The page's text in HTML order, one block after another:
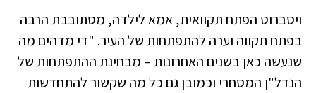
ויסברוט הפתח תקוואית, אמא לילדה, מסתובבת הרבה
בפתח תקווה וערה להתפתחות של העיר. "די מדהים מה
שנעשה כאן בשנים האחרונות – מבחינת ההתפתחות של
הנדל"ן המסחרי וכמובן גם כל מה שקשור להתחדשות